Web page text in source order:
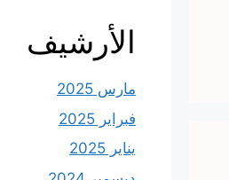
الأرشيف
مارس 2025
فبراير 2025
يناير 2025